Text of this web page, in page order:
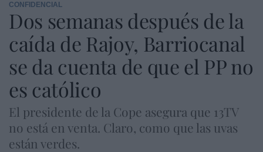
CONFIDENCIAL
Dos semanas después de la
caída de Rajoy, Barriocanal
se da cuenta de que el PP no
es católico
El presidente de la Cope asegura que 13TV
no está en venta. Claro, como que las uvas
están verdes.